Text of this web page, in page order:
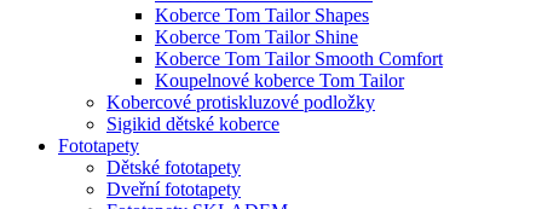
Koberce Tom Tailor Shapes
Koberce Tom Tailor Shine
Koberce Tom Tailor Smooth Comfort
Koupelnové koberce Tom Tailor
Kobercové protiskluzové podložky
Sigikid dětské koberce
Fototapety
Dětské fototapety
Dveřní fototapety